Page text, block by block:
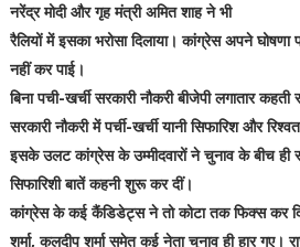
नरेंद्र मोदी और गृह मंत्री अमित शाह ने भी
रैलियों में इसका भरोसा दिलाया। कांग्रेस अपने घोषणा
नहीं कर पाई।
बिना पची-खर्ची सरकारी नौकरी बीजेपी लगातार
सरकारी नौकरी में पर्ची-खर्ची यानी सिफारिश और
इसके उलट कांग्रेस के उम्मीदवारों ने चुनाव के बीच ही
सिफारिशी बातें कहनी शुरू कर दीं।
कांग्रेस के कई कैंडिडेट्स ने तो कोटा तक फिक्स कर
शर्मा, कुलदीप शर्मा समेत कई नेता चुनाव ही हार